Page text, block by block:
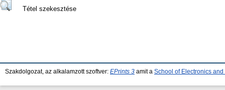
Tétel szekesztése
Szakdolgozat, az alkalamzott szoftver: EPrints 3 amit a School of Electronics